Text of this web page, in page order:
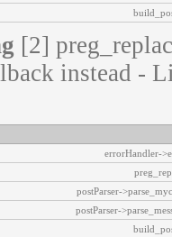
[2]
instead -
errorHandler-
postParser-
postParser-